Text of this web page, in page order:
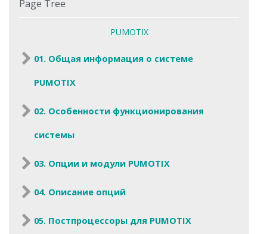
Page Tree
PUMOTIX
01. Общая информация о системе
PUMOTIX
02. Особенности функционирования
системы
03. Опции и модули PUMOTIX
04. Описание опций
05. Постпроцессоры для PUMOTIX